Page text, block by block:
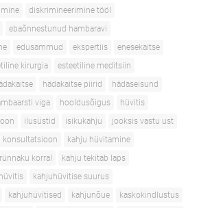
diskrimineerimine tööl
ebaõnnestunud hambaravi
edusammud ekspertiis
enesekaitse
kirurgia
esteetiline meditsiin
hädakaitse piirid
hädaseisund
viga hooldusõigus
hüvitis
ilusüstid isikukahju
jooksis vastu ust
konsultatsioon
kahju hüvitamine
korral
kahju tekitab laps
kahjuhüvitise suurus
kahjuhüvitised kahjunõue
kaskokindlustus